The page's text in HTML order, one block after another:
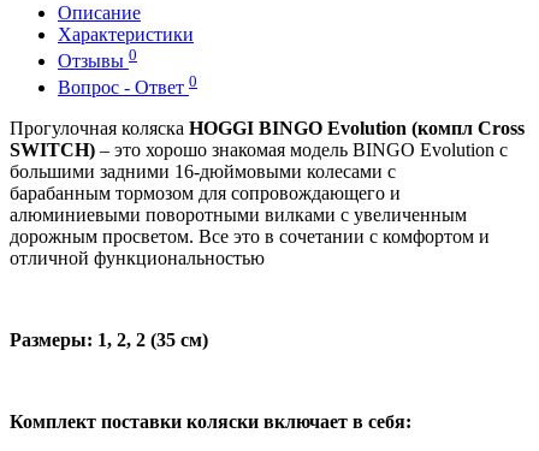
Описание
Характеристики
Отзывы 0
Вопрос - Ответ 0
Прогулочная коляска HOGGI BINGO Evolution (компл Cross
SWITCH) – это хорошо знакомая модель BINGO Evolution с
большими задними 16-дюймовыми колесами с
барабанным тормозом для сопровождающего и
алюминиевыми поворотными вилками с увеличенным
дорожным просветом. Все это в сочетании с комфортом и
отличной функциональностью
Размеры: 1, 2, 2 (35 см)
Комплект поставки коляски включает в себя: